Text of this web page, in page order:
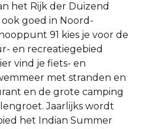
het Rijk der Duizend
goed in Noord-
91 kies je voor de
en recreatiegebied
vind je fiets- en
met stranden en
en de grote camping
Jaarlijks wordt
het Indian Summer